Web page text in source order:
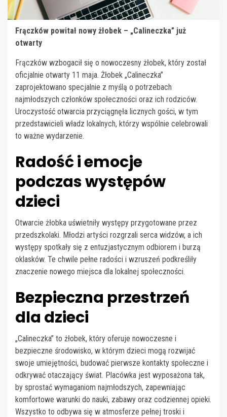
Frączków powitał nowy żłobek – „Calineczka” już
otwarty
Frączków wzbogacił się o nowoczesny żłobek, który został
oficjalnie otwarty 11 maja. Żłobek „Calineczka”
zaprojektowano specjalnie z myślą o potrzebach
najmłodszych członków społeczności oraz ich rodziców.
Uroczystość otwarcia przyciągnęła licznych gości, w tym
przedstawicieli władz lokalnych, którzy wspólnie celebrowali
to ważne wydarzenie.
Radość i emocje
podczas występów
dzieci
Otwarcie żłobka uświetniły występy przygotowane przez
przedszkolaki. Młodzi artyści rozgrzali serca widzów, a ich
występy spotkały się z entuzjastycznym odbiorem i burzą
oklasków. Te chwile pełne radości i wzruszeń podkreśliły
znaczenie nowego miejsca dla lokalnej społeczności.
Bezpieczna przestrzeń
dla dzieci
„Calineczka” to żłobek, który oferuje nowoczesne i
bezpieczne środowisko, w którym dzieci mogą rozwijać
swoje umiejętności, budować pierwsze kontakty społeczne i
odkrywać otaczający świat. Placówka jest wyposażona tak,
by sprostać wymaganiom najmłodszych, zapewniając
komfortowe warunki do nauki, zabawy oraz codziennej opieki.
Wszystko to odbywa się w atmosferze pełnej troski i